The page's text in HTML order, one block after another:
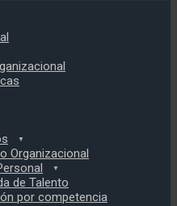
Organizacional
de Talento
por competencia